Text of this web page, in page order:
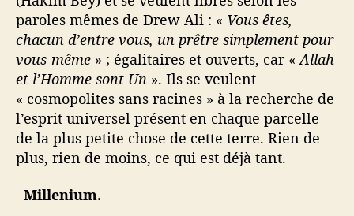
paroles mêmes de Drew Ali : « Vous êtes,
chacun d’entre vous, un prêtre simplement pour
vous-même » ; égalitaires et ouverts, car « Allah
et l’Homme sont Un ». Ils se veulent
« cosmopolites sans racines » à la recherche de
l’esprit universel présent en chaque parcelle
de la plus petite chose de cette terre. Rien de
plus, rien de moins, ce qui est déjà tant.
Millenium.